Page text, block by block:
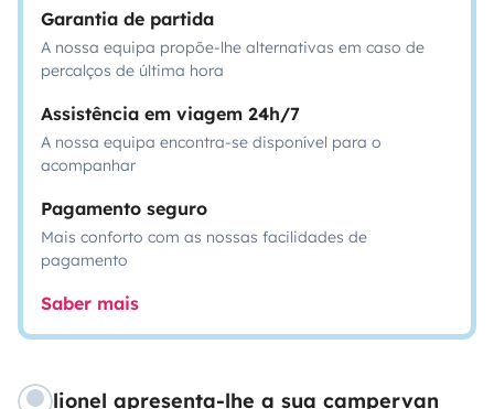
Garantia de partida
A nossa equipa propõe-lhe alternativas em caso de
percalços de última hora
Assistência em viagem 24h/7
A nossa equipa encontra-se disponível para o
acompanhar
Pagamento seguro
Mais conforto com as nossas facilidades de
pagamento
Saber mais
lionel apresenta-lhe a sua campervan